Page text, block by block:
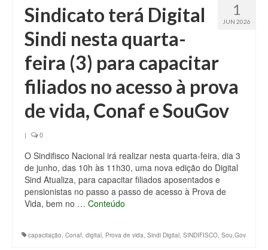
1
JUN 2026
Sindicato terá Digital
Sindi nesta quarta-
feira (3) para capacitar
filiados no acesso à prova
de vida, Conaf e SouGov
| 0
O Sindifisco Nacional irá realizar nesta quarta-feira, dia 3
de junho, das 10h às 11h30, uma nova edição do Digital
Sind Atualiza, para capacitar filiados aposentados e
pensionistas no passo a passo de acesso à Prova de
Vida, bem no … Conteúdo
capacitação, Conaf, digital, Prova de vida, Sindi Digital, SINDIFISCO, Sou.Gov